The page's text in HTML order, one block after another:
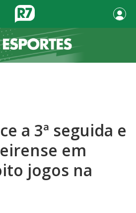
a 3ª seguida e
em
jogos na